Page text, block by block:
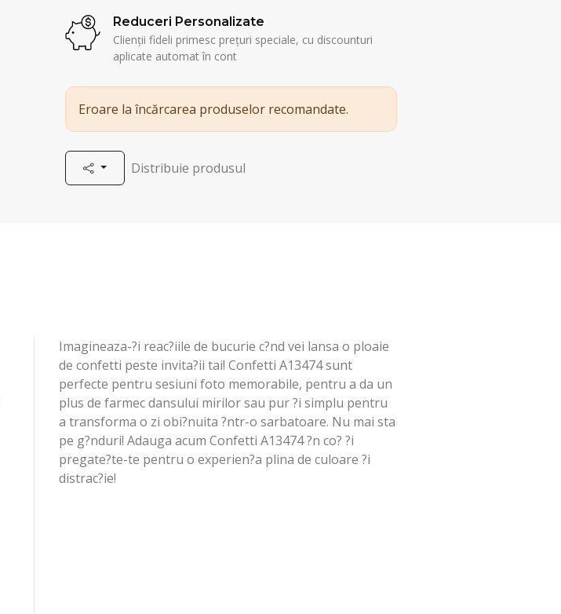
Reduceri Personalizate
Clienții fideli primesc prețuri speciale, cu discounturi
aplicate automat în cont
Eroare la încărcarea produselor recomandate.
Distribuie produsul
Imagineaza-?i reac?iile de bucurie c?nd vei lansa o ploaie
de confetti peste invita?ii tai! Confetti A13474 sunt
perfecte pentru sesiuni foto memorabile, pentru a da un
plus de farmec dansului mirilor sau pur ?i simplu pentru
a transforma o zi obi?nuita ?ntr-o sarbatoare. Nu mai sta
pe g?nduri! Adauga acum Confetti A13474 ?n co? ?i
pregate?te-te pentru o experien?a plina de culoare ?i
distrac?ie!